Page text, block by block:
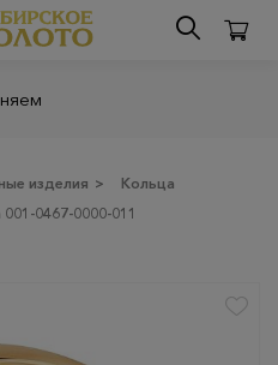
изделия >
Кольца
0467-0000-011